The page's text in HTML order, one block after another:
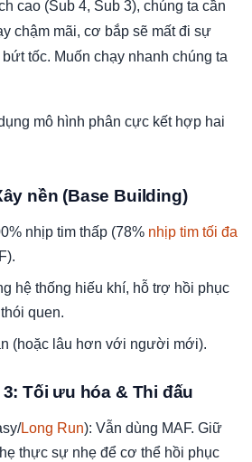
cao (Sub 4, Sub 3), chúng ta cần
chậm mãi, cơ bắp sẽ mất đi sự
tốc. Muốn chạy nhanh chúng ta
mô hình phân cực kết hợp hai
nền (Base Building)
nhịp tim thấp (78% nhịp tim tối đa
hệ thống hiếu khí, hỗ trợ hồi phục
quen.
(hoặc lâu hơn với người mới).
Tối ưu hóa & Thi đấu
Long Run): Vẫn dùng MAF. Giữ
thực sự nhẹ để cơ thể hồi phục